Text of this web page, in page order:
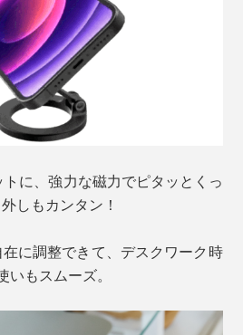
に、強力な磁力でピタッとくっ
しもカンタン！
に調整できて、デスクワーク時
もスムーズ。